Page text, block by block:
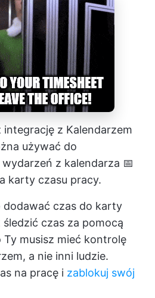
z Kalendarzem
używać do
z kalendarza 📅
karty czasu pracy.
dodawać czas do karty
czas za pomocą
musisz mieć kontrolę
a nie inni ludzie.
na pracę i zablokuj swój